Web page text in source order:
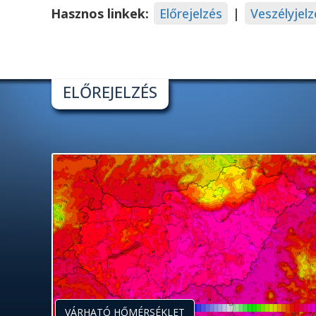
Hasznos linkek: Előrejelzés |
ELŐREJELZÉS
VÁRHATÓ HŐMÉRSÉKLET